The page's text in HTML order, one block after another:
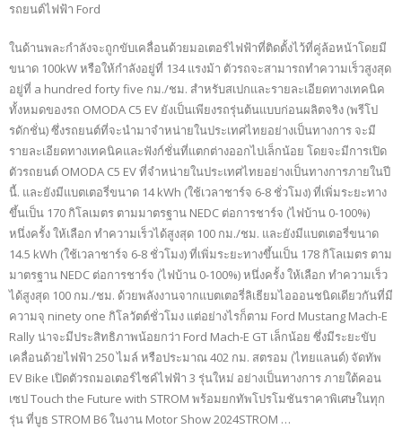
รถยนต์ไฟฟ้า Ford
ในด้านพละกำลังจะถูกขับเคลื่อนด้วยมอเตอร์ไฟฟ้าที่ติดตั้งไว้ที่คู่ล้อหน้าโดยมี
ขนาด 100kW หรือให้กำลังอยู่ที่ 134 แรงม้า ตัวรถจะสามารถทำความเร็วสูงสุด
อยู่ที่ a hundred forty five กม./ชม. สำหรับสเปกและรายละเอียดทางเทคนิค
ทั้งหมดของรถ OMODA C5 EV ยังเป็นเพียงรถรุ่นต้นแบบก่อนผลิตจริง (พรีโป
รดักชั่น) ซึ่งรถยนต์ที่จะนำมาจำหน่ายในประเทศไทยอย่างเป็นทางการ จะมี
รายละเอียดทางเทคนิคและฟังก์ชั่นที่แตกต่างออกไปเล็กน้อย โดยจะมีการเปิด
ตัวรถยนต์ OMODA C5 EV ที่จำหน่ายในประเทศไทยอย่างเป็นทางการภายในปี
นี้. และยังมีแบตเตอรี่ขนาด 14 kWh (ใช้เวลาชาร์จ 6-8 ชั่วโมง) ที่เพิ่มระยะทาง
ขึ้นเป็น 170 กิโลเมตร ตามมาตรฐาน NEDC ต่อการชาร์จ (ไฟบ้าน 0-100%)
หนึ่งครั้ง ให้เลือก ทำความเร็วได้สูงสุด 100 กม./ชม. และยังมีแบตเตอรี่ขนาด
14.5 kWh (ใช้เวลาชาร์จ 6-8 ชั่วโมง) ที่เพิ่มระยะทางขึ้นเป็น 178 กิโลเมตร ตาม
มาตรฐาน NEDC ต่อการชาร์จ (ไฟบ้าน 0-100%) หนึ่งครั้ง ให้เลือก ทำความเร็ว
ได้สูงสุด 100 กม./ชม. ด้วยพลังงานจากแบตเตอรี่ลิเธียมไอออนชนิดเดียวกันที่มี
ความจุ ninety one กิโลวัตต์ชั่วโมง แต่อย่างไรก็ตาม Ford Mustang Mach-E
Rally น่าจะมีประสิทธิภาพน้อยกว่า Ford Mach-E GT เล็กน้อย ซึ่งมีระยะขับ
เคลื่อนด้วยไฟฟ้า 250 ไมล์ หรือประมาณ 402 กม. สตรอม (ไทยแลนด์) จัดทัพ
EV Bike เปิดตัวรถมอเตอร์ไซค์ไฟฟ้า 3 รุ่นใหม่ อย่างเป็นทางการ ภายใต้คอน
เซป Touch the Future with STROM พร้อมยกทัพโปรโมชันราคาพิเศษในทุก
รุ่น ที่บูธ STROM B6 ในงาน Motor Show 2024STROM …